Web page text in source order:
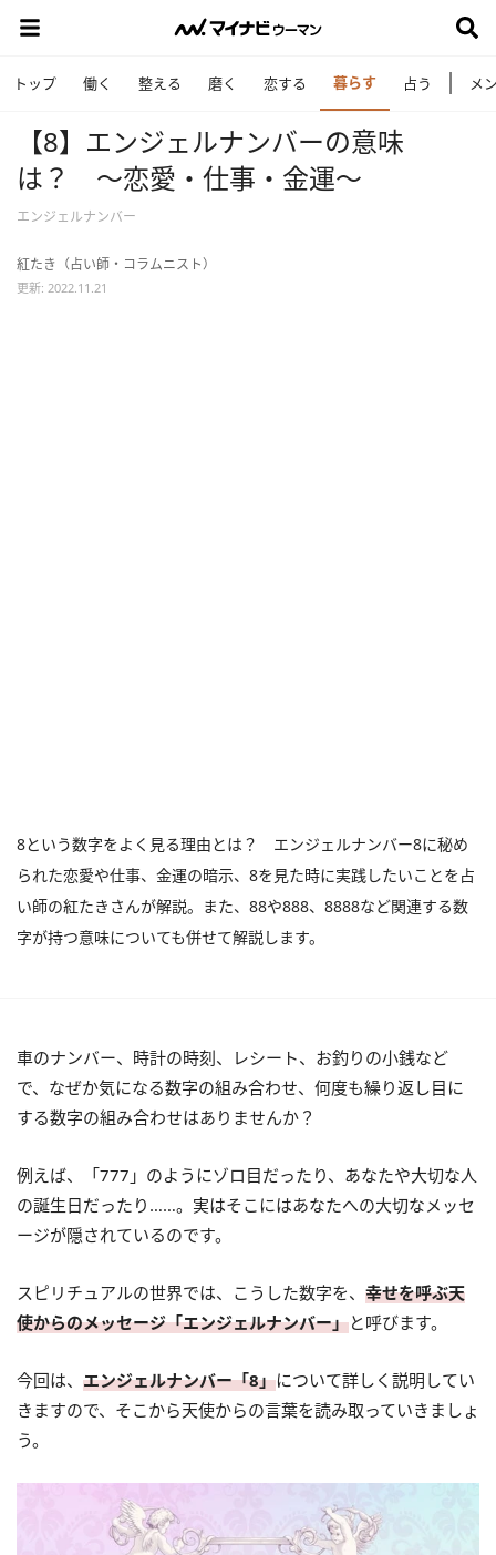
トップ 働く 整える 磨く 恋する 暮らす 占う メ
【8】エンジェルナンバーの意味
は？ ～恋愛・仕事・金運～
エンジェルナンバー
紅たき（占い師・コラムニスト）
更新: 2022.11.21
8という数字をよく見る理由とは？ エンジェルナンバー8に秘め
られた恋愛や仕事、金運の暗示、8を見た時に実践したいことを占
い師の紅たきさんが解説。また、88や888、8888など関連する数
字が持つ意味についても併せて解説します。
車のナンバー、時計の時刻、レシート、お釣りの小銭など
で、なぜか気になる数字の組み合わせ、何度も繰り返し目に
する数字の組み合わせはありませんか？
例えば、「777」のようにゾロ目だったり、あなたや大切な人
の誕生日だったり……。実はそこにはあなたへの大切なメッセ
ージが隠されているのです。
スピリチュアルの世界では、こうした数字を、 幸せを呼ぶ天
使からのメッセージ「エンジェルナンバー」と呼びます。
今回は、 エンジェルナンバー「8」について詳しく説明してい
きますので、そこから天使からの言葉を読み取っていきましょ
う。